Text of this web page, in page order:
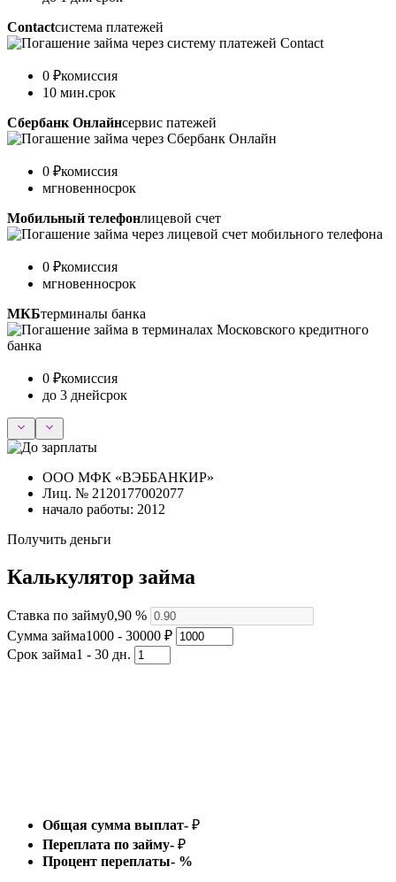
Contactсистема платежей
0 ₽комиссия
10 мин.срок
Сбербанк Онлайнсервис патежей
0 ₽комиссия
мгновенносрок
Мобильный телефонлицевой счет
0 ₽комиссия
мгновенносрок
МКБтерминалы банка
0 ₽комиссия
до 3 днейсрок
ООО МФК «ВЭББАНКИР»
Лиц. № 2120177002077
начало работы: 2012
Получить деньги
Калькулятор займа
Ставка по займу0,90 %
Сумма займа1000 - 30000 ₽
Срок займа1 - 30 дн.
Общая сумма выплат- ₽
Переплата по займу- ₽
Процент переплаты- %